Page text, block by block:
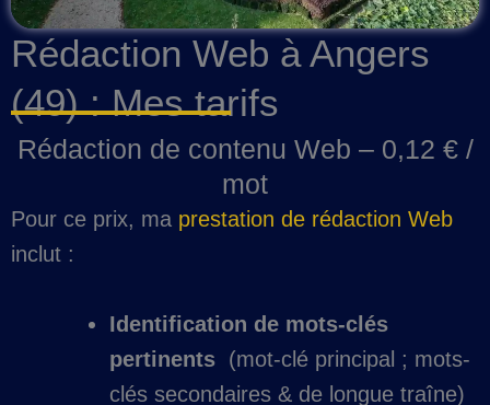
Rédaction Web à Angers
(49) : Mes tarifs
Rédaction de contenu Web – 0,12 € /
mot
Pour ce prix, ma prestation de rédaction Web
inclut :
Identification de mots-clés
pertinents (mot-clé principal ; mots-
clés secondaires & de longue traîne)